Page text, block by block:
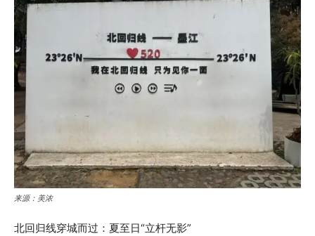
来源：美浓
北回归线穿城而过：夏至日“立杆无影”